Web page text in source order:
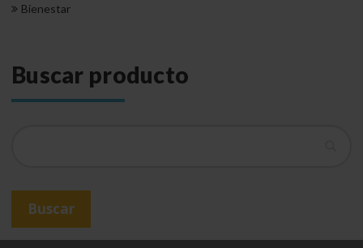
Bienestar
Buscar producto
Buscar